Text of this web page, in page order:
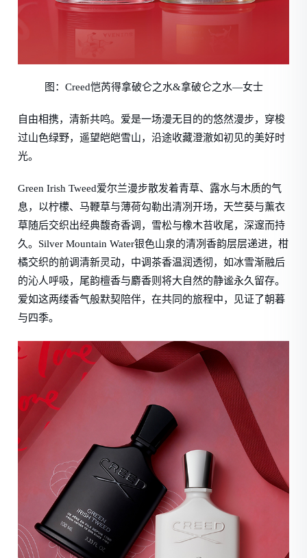
图：Creed恺芮得拿破仑之水&拿破仑之水—女士
自由相携，清新共鸣。爱是一场漫无目的的悠然漫步，穿梭
过山色绿野，遥望皑皑雪山，沿途收藏澄澈如初见的美好时
光。
Green Irish Tweed爱尔兰漫步散发着青草、露水与木质的气
息，以柠檬、马鞭草与薄荷勾勒出清冽开场，天竺葵与薰衣
草随后交织出经典馥奇香调，雪松与橡木苔收尾，深邃而持
久。Silver Mountain Water银色山泉的清冽香韵层层递进，柑
橘交织的前调清新灵动，中调茶香温润透彻，如冰雪渐融后
的沁人呼吸，尾韵檀香与麝香则将大自然的静谧永久留存。
爱如这两缕香气般默契陪伴，在共同的旅程中，见证了朝暮
与四季。